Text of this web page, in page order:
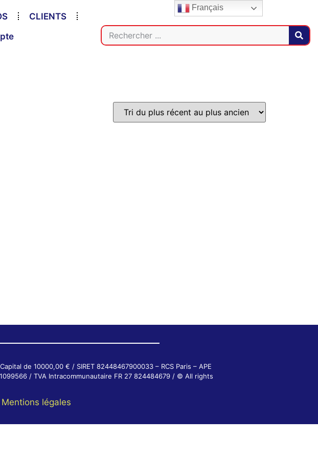
CLIENTS
de 10000,00 € / SIRET 82448467900033 – RCS Paris – APE
/ TVA Intracommunautaire FR 27 824484679 / © All rights
Mentions légales
Français